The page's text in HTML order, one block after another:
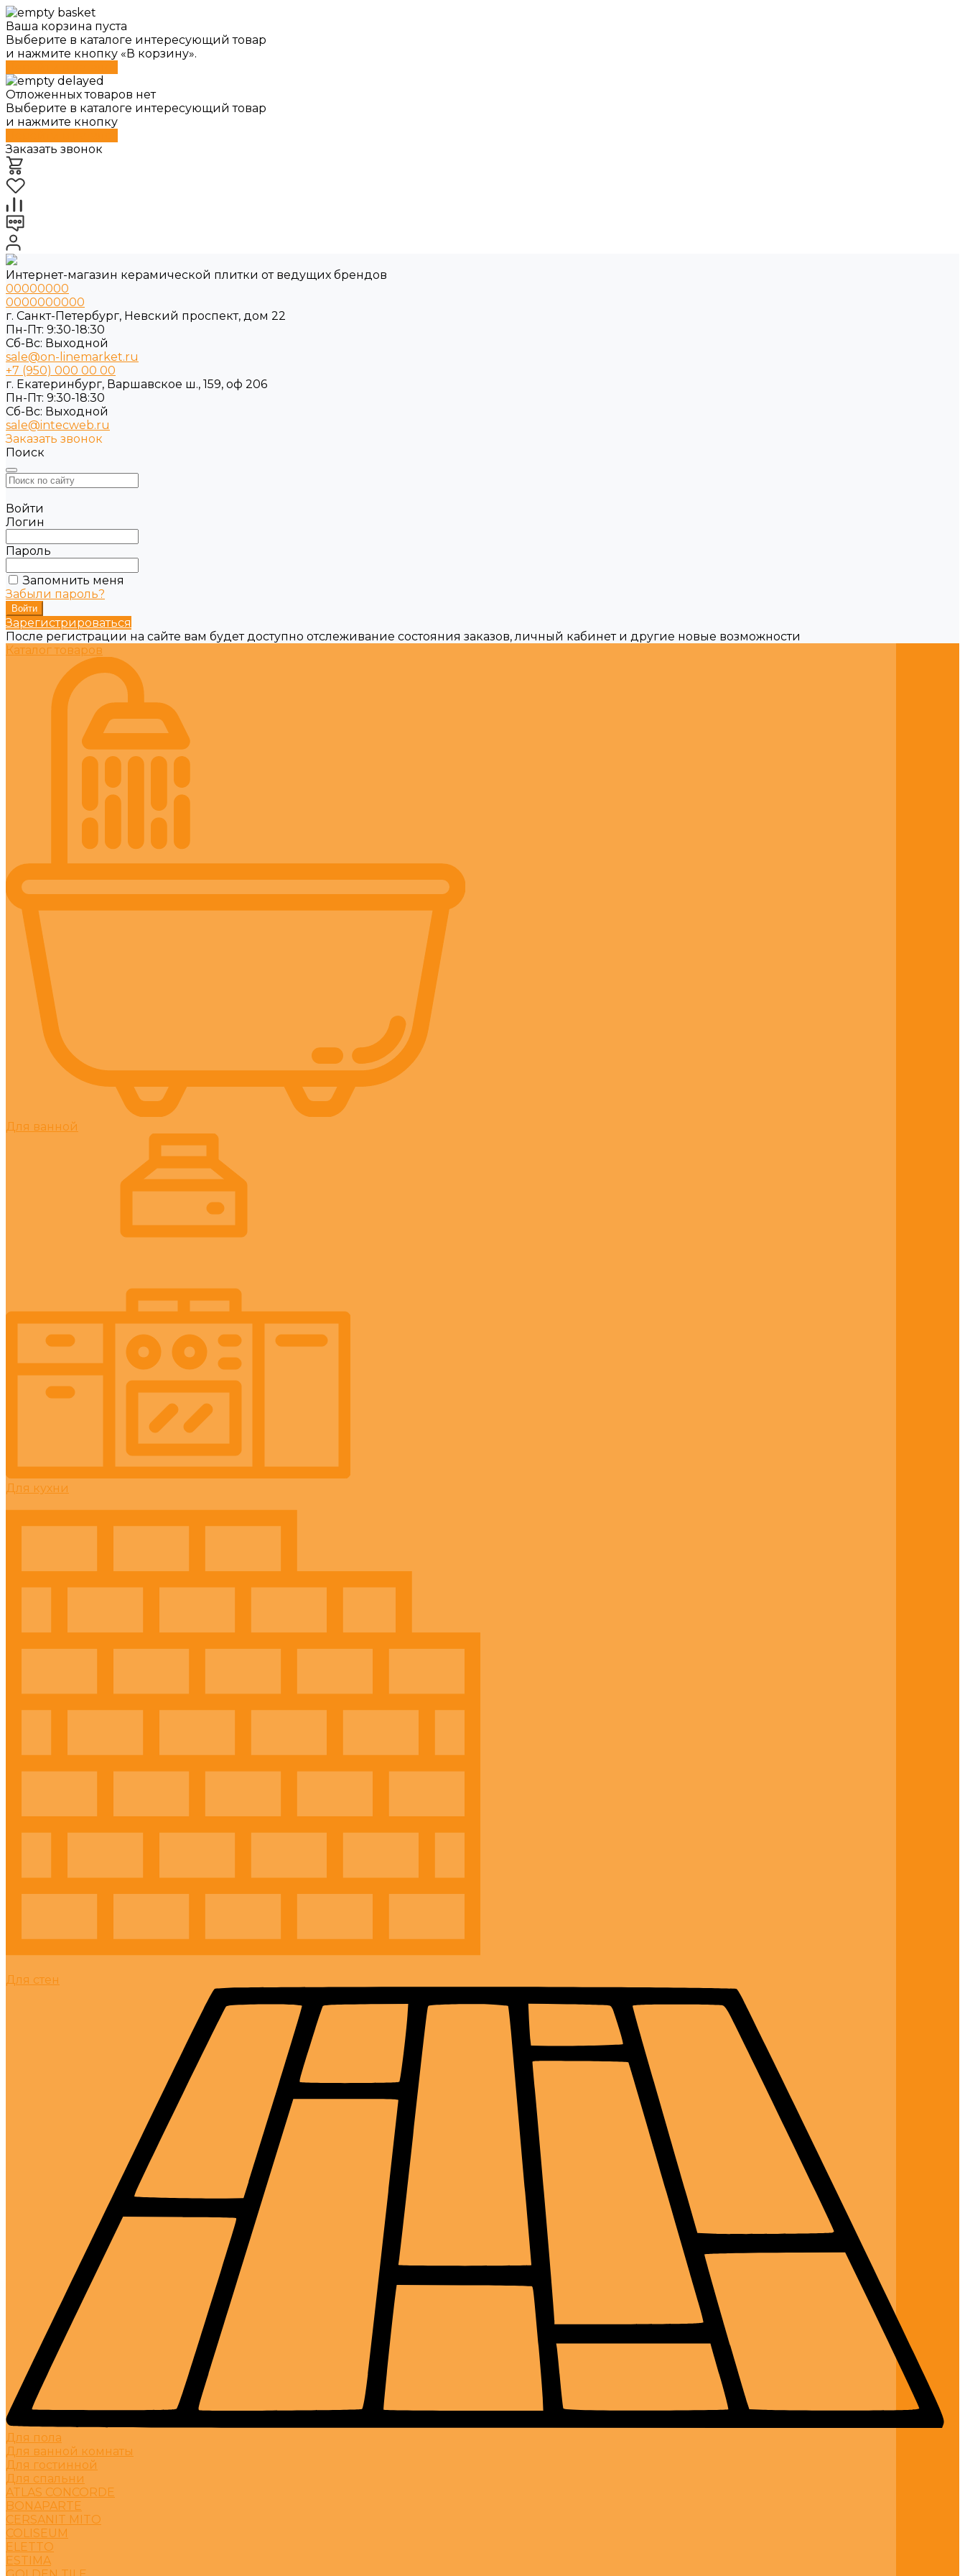
Ваша корзина пуста
Выберите в каталоге интересующий товар
и нажмите кнопку «В корзину».
Отложенных товаров нет
Выберите в каталоге интересующий товар
и нажмите кнопку
Заказать звонок
Интернет-магазин керамической плитки от ведущих брендов
00000000
0000000000
г. Санкт-Петербург, Невский проспект, дом 22
Пн-Пт: 9:30-18:30
Cб-Вс: Выходной
sale@on-linemarket.ru
+7 (950) 000 00 00
г. Екатеринбург, Варшавское ш., 159, оф 206
Пн-Пт: 9:30-18:30
Cб-Вс: Выходной
sale@intecweb.ru
Заказать звонок
Поиск
Войти
Логин
Пароль
Запомнить меня
Забыли пароль?
Зарегистрироваться
После регистрации на сайте вам будет доступно отслеживание состояния заказов, личный кабинет и другие новые возможности
Каталог товаров
Для ванной
Для кухни
Для стен
Для пола
Для ванной комнаты
Для гостинной
Для спальни
ATLAS CONCORDE
BONAPARTE
CERSANIT MITO
COLISEUM
ELETTO
ESTIMA